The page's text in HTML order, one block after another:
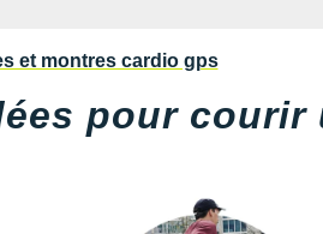
pour courir